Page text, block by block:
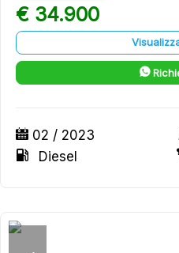
€ 34.900
02 / 2023
Diesel